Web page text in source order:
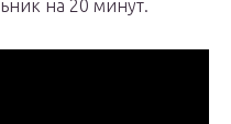
на 20 минут.